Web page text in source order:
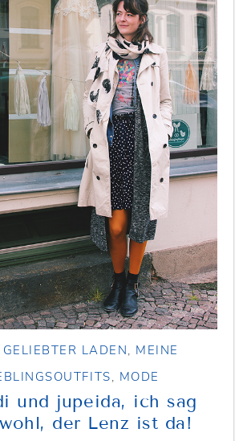
LADEN, MEINE
, MODE
und jupeida, ich sag
der Lenz ist da!